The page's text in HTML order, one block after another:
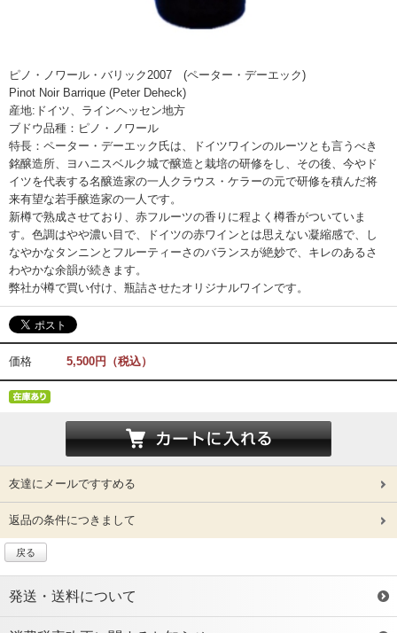
ピノ・ノワール・バリック2007 (ペーター・デーエック)
Pinot Noir Barrique (Peter Deheck)
産地:ドイツ、ラインヘッセン地方
ブドウ品種：ピノ・ノワール
特長：ペーター・デーエック氏は、ドイツワインのルーツとも言うべき
銘醸造所、ヨハニスベルク城で醸造と栽培の研修をし、その後、今やド
イツを代表する名醸造家の一人クラウス・ケラーの元で研修を積んだ将
来有望な若手醸造家の一人です。
新樽で熟成させており、赤フルーツの香りに程よく樽香がついていま
す。色調はやや濃い目で、ドイツの赤ワインとは思えない凝縮感で、し
なやかなタンニンとフルーティーさのバランスが絶妙で、キレのあるさ
わやかな余韻が続きます。
弊社が樽で買い付け、瓶詰させたオリジナルワインです。
価格 5,500円（税込）
友達にメールですすめる
返品の条件につきまして
戻る
発送・送料について